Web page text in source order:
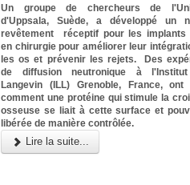
Un groupe de chercheurs de
d'Uppsala, Suède, a développé un
revêtement réceptif pour les implants
en chirurgie pour améliorer leur
les os et prévenir les rejets. Des
de diffusion neutronique à
Langevin (ILL) Grenoble, France, ont
comment une protéine qui stimule la
osseuse se liait à cette surface et
libérée de manière contrôlée.
Lire la suite...